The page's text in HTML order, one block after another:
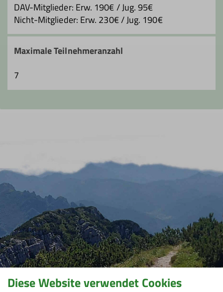
DAV-Mitglieder: Erw. 190€ / Jug. 95€
Nicht-Mitglieder: Erw. 230€ / Jug. 190€
Maximale Teilnehmeranzahl
7
Diese Website verwendet Cookies